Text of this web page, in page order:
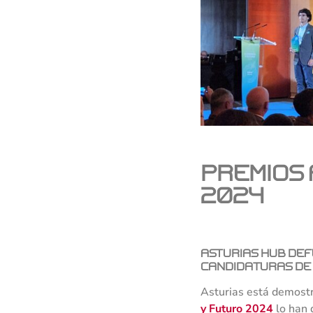
Premios
2024
Asturias Hub
candidaturas de
Asturias está
y Futuro 2024 lo han